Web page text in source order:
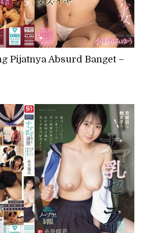
Pijatnya Absurd Banget –